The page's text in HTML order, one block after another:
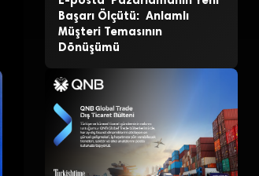
Başarı Ölçütü: Anlamlı
Müşteri Temasının
Dönüşümü